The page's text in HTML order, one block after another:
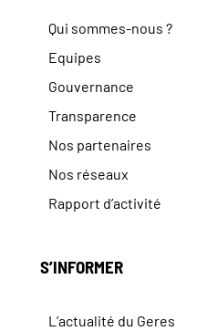
Qui sommes-nous ?
Equipes
Gouvernance
Transparence
Nos partenaires
Nos réseaux
Rapport d’activité
S’INFORMER
L’actualité du Geres